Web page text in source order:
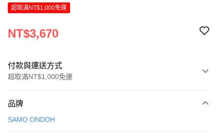
超取滿NT$1,000免運
NT$3,670
付款與運送方式
超取滿NT$1,000免運
信用卡一次付款
品牌
SAMO ONDOH